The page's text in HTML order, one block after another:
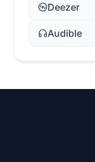
Deezer
Audible